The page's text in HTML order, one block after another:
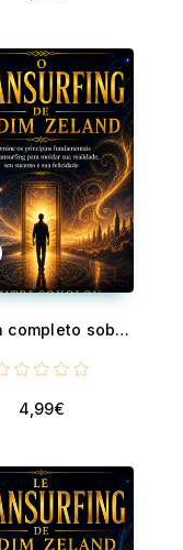
O Guia completo sobre o Transurfing de Vadim Zeland (Traduzido) - Domine os princípios fundamentais do Transurfing para moldar sua realidade, seu sucesso e sua felicidade
4,99€